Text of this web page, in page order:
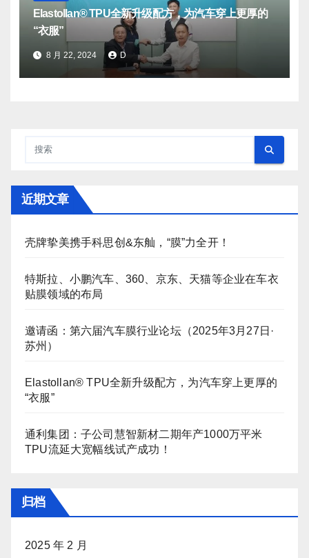
Elastollan® TPU全新升级配方，为汽车穿上更厚的
“衣服”
8 月 22, 2024 D
近期文章
壳牌挚美携手科思创&东舢，“膜”力全开！
特斯拉、小鹏汽车、360、京东、天猫等企业在车衣
贴膜领域的布局
邀请函：第六届汽车膜行业论坛（2025年3月27日·
苏州）
Elastollan® TPU全新升级配方，为汽车穿上更厚的
“衣服”
通利集团：子公司慧智新材二期年产1000万平米
TPU流延大宽幅线试产成功！
归档
2025 年 2 月